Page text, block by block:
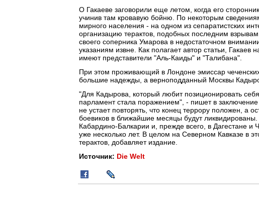
О Гакаеве заговорили еще летом, когда его
учинив там кровавую бойню. По некоторым
мирного населения - на одном из сепаратистских
организацию терактов, подобных последним
своего соперника Умарова в недостаточном
указаниям извне. Как полагает автор статьи,
имеют представители "Аль-Каиды" и "Талибана".
При этом проживающий в Лондоне эмиссар
большие надежды, а верноподданный Москвы
"Для Кадырова, который любит позиционировать
парламент стала поражением", - пишет в
не устает повторять, что конец террору положен, а
боевиков в ближайшие месяцы будут ликвидированы.
Кабардино-Балкарии и, прежде всего, в Дагестане и
уже несколько лет. В целом на Северном Кавказе в
терактов, добавляет издание.
Источник: Die Welt